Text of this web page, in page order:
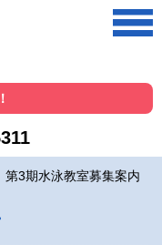
第3期水泳教室募集案内